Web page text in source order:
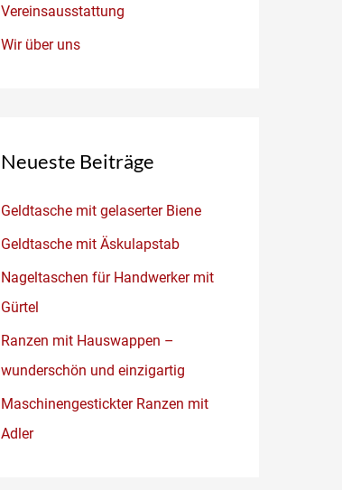
Vereinsausstattung
Wir über uns
Neueste Beiträge
Geldtasche mit gelaserter Biene
Geldtasche mit Äskulapstab
Nageltaschen für Handwerker mit
Gürtel
Ranzen mit Hauswappen –
wunderschön und einzigartig
Maschinengestickter Ranzen mit
Adler